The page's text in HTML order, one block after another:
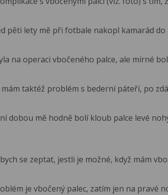
pěti lety mě při fotbale nakopl kamarád do
na operaci vbočeného palce, ale mírné
taktéž problém s bederní páteří, po
dobou mě hodně bolí kloub palce levé
se zeptat, jestli je možné, když mám
je vbočený palec, zatím jen na pravé